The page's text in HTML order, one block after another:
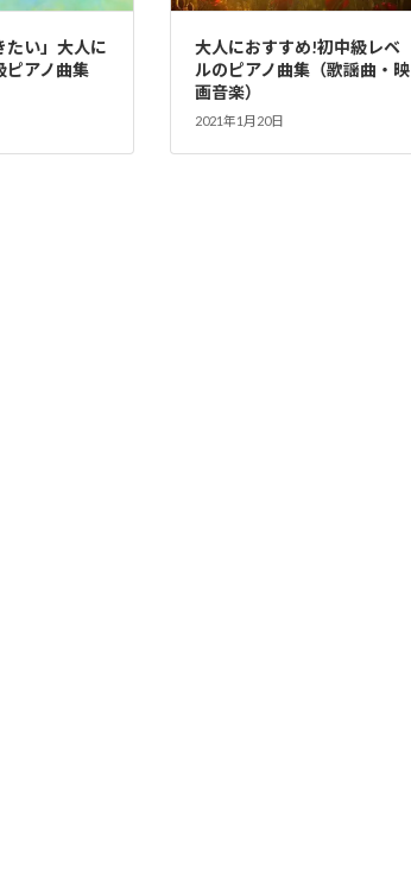
たい」大人に
ピアノ曲集
大人におすすめ!初中級レベ
ルのピアノ曲集（歌謡曲・映
画音楽）
2021年1月20日